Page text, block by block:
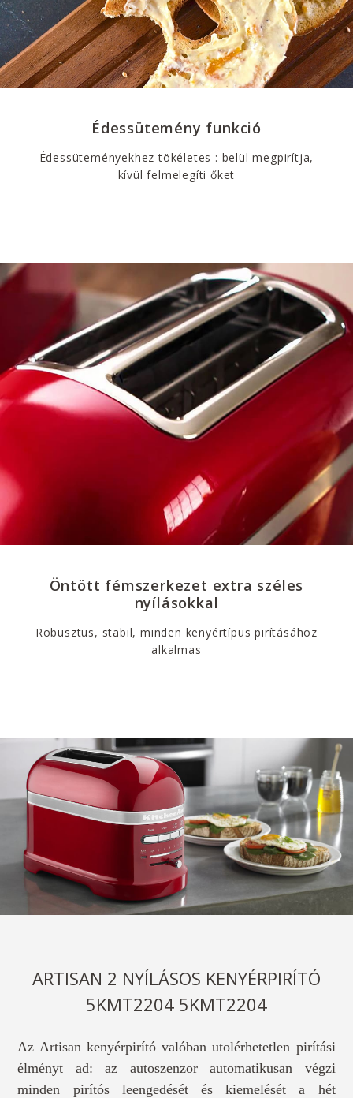
Édessütemény funkció
Édessüteményekhez tökéletes : belül megpirítja,
kívül felmelegíti őket
Öntött fémszerkezet extra széles
nyílásokkal
Robusztus, stabil, minden kenyértípus pirításához
alkalmas
ARTISAN 2 NYÍLÁSOS KENYÉRPIRÍTÓ
5KMT2204 5KMT2204
Az Artisan kenyérpirító valóban utolérhetetlen pirítási
élményt ad: az autoszenzor automatikusan végzi
minden pirítós leengedését és kiemelését a hét